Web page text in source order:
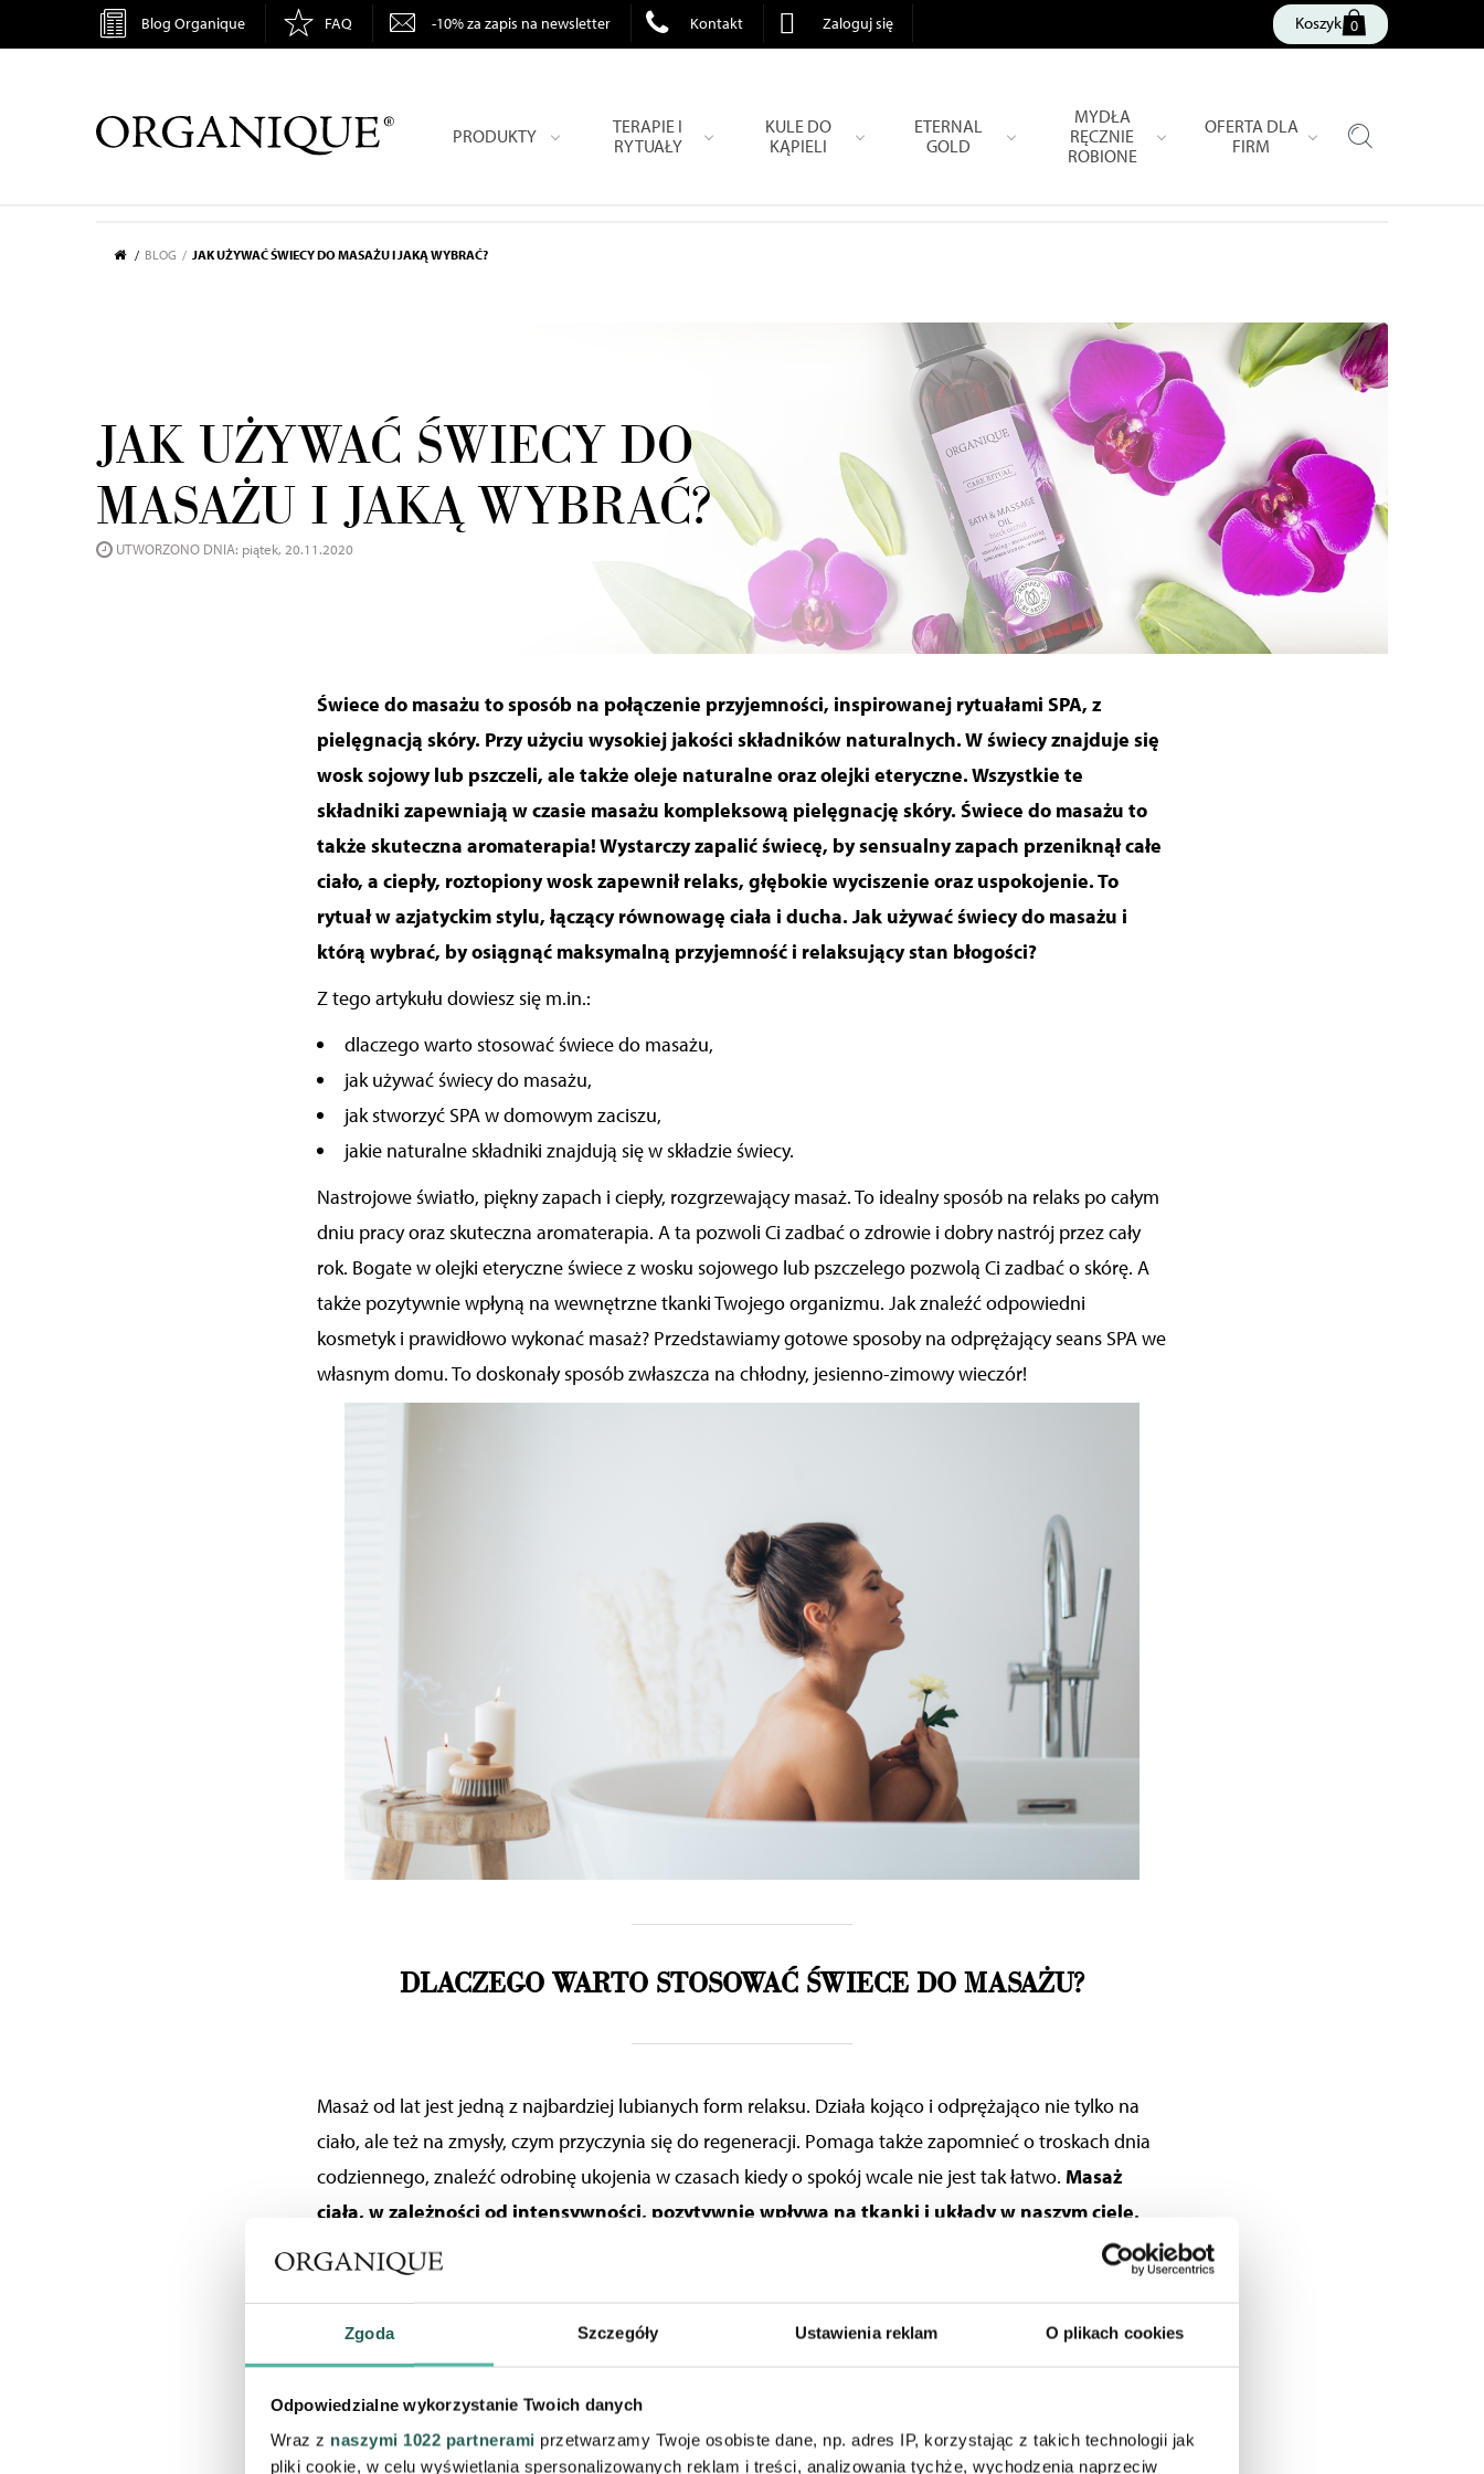
Zgoda Szczegóły Ustawienia reklam O plikach cookies
Odpowiedzialne wykorzystanie Twoich danych
Wraz z naszymi 1022 partnerami przetwarzamy Twoje osobiste dane, np. adres IP, korzystając z takich technologii jak
pliki cookie, w celu wyświetlania spersonalizowanych reklam i treści, analizowania tychże, wychodzenia naprzeciw
Koszyk 0
Blog Organique FAQ -10% za zapis na newsletter Kontakt Zaloguj się
ORGANIQUE PRODUKTY
TERAPIE I
RYTUAŁY
KULE DO
KĄPIELI
ETERNAL
GOLD
MYDŁA
RĘCZNIE
ROBIONE
OFERTA DLA
FIRM
BLOG JAK UŻYWAĆ ŚWIECY DO MASAŻU I JAKĄ WYBRAĆ?
JAK UŻYWAĆ ŚWIECY DO
MASAŻU I JAKĄ WYBRAĆ?
UTWORZONO DNIA: piątek, 20.11.2020
Świece do masażu to sposób na połączenie przyjemności, inspirowanej rytuałami SPA, z
pielęgnacją skóry. Przy użyciu wysokiej jakości składników naturalnych. W świecy znajduje się
wosk sojowy lub pszczeli, ale także oleje naturalne oraz olejki eteryczne. Wszystkie te
składniki zapewniają w czasie masażu kompleksową pielęgnację skóry. Świece do masażu to
także skuteczna aromaterapia!Wystarczy zapalić świecę, by sensualny zapach przeniknąłcałe
ciało, a ciepły, roztopiony wosk zapewnił relaks, głębokie wyciszenie oraz uspokojenie. To
rytuał w azjatyckim stylu, łączący równowagę ciała i ducha. Jak używać świecy do masażu i
którą wybrać, by osiągnąć maksymalną przyjemność i relaksujący stan błogości?
Z tego artykułu dowiesz się m.in.:
dlaczego warto stosować świece do masażu,
jak używać świecy do masażu,
jak stworzyć SPA w domowym zaciszu,
jakie naturalne składniki znajdują się w składzie świecy.
Nastrojowe światło, piękny zapach i ciepły, rozgrzewający masaż. To idealny sposób na relaks po całym
dniu pracy oraz skuteczna aromaterapia. A ta pozwoli Ci zadbać o zdrowie i dobry nastrój przez cały
rok. Bogate w olejki eteryczne świece z wosku sojowego lub pszczelego pozwolą Ci zadbać o skórę. A
także pozytywnie wpłyną na wewnętrzne tkanki Twojego organizmu. Jak znaleźć odpowiedni
kosmetyk i prawidłowo wykonać masaż? Przedstawiamy gotowe sposoby na odprężającyseans SPA we
własnym domu.To doskonały sposób zwłaszcza na chłodny, jesienno-zimowy wieczór!
DLACZEGO WARTO STOSOWAĆ ŚWIECE DO MASAŻU?
Masaż od lat jest jedną z najbardziej lubianych form relaksu. Działa kojąco i odprężająco nie tylko na
ciało, ale też na zmysły, czym przyczynia się do regeneracji. Pomaga także zapomnieć o troskach dnia
codziennego, znaleźć odrobinę ukojenia w czasach kiedy o spokój wcale nie jest tak łatwo. Masaż
ciała, w zależności od intensywności, pozytywnie wpływa na tkanki i układy w naszym ciele.
Szczególnie na mięśnie zmęczone mocnym treningiem lub długim siedzeniem przed ekranem
monitora. Pod wpływem masażu ciała, włókna mięśniowe są lepiej zaopatrzone w substancje
niebagatelne znaczenie będziemiał fakt,że poprzez masaż poprawia się napięcie mięśni.